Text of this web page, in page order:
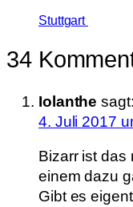
Stuttgart
34
Iolanthe sagt:
4. Juli 2017
Bizarr ist das
einem dazu
Gibt es